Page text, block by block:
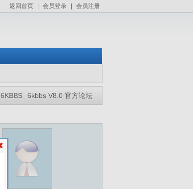
返回首页 会员登录 会员注册
6KBBS 6kbbs V8.0 官方论坛